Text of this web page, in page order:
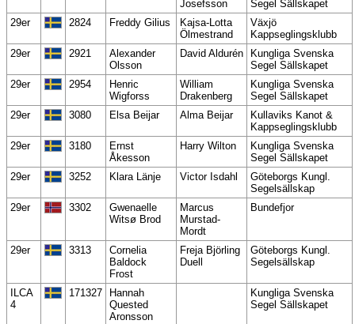
Josefsson
Segel Sällskapet
29er
2824 Freddy Gilius
Kajsa-Lotta
Ölmestrand
Växjö
Kappseglingsklubb
29er
2921
Alexander
Olsson
David Aldurén
Kungliga Svenska
Segel Sällskapet
29er
2954
Henric
Wigforss
William
Drakenberg
Kungliga Svenska
Segel Sällskapet
29er
3080 Elsa Beijar Alma Beijar
Kullaviks Kanot &
Kappseglingsklubb
29er
3180
Ernst
Åkesson
Harry Wilton
Kungliga Svenska
Segel Sällskapet
29er
3252 Klara Länje Victor Isdahl
Göteborgs Kungl.
Segelsällskap
29er
3302
Gwenaelle
Witsø Brod
Marcus
Murstad-
Mordt
Bundefjor
29er 3313
Cornelia
Baldock
Frost
Freja Björling
Duell
Göteborgs Kungl.
Segelsällskap
ILCA
4
171327
Hannah
Quested
Aronsson
Kungliga Svenska
Segel Sällskapet